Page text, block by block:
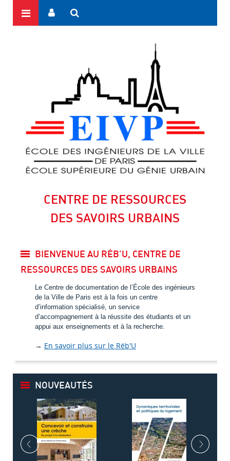
CENTRE DE RESSOURCES
DES SAVOIRS URBAINS
BIENVENUE AU RÉB'U, CENTRE DE
RESSOURCES DES SAVOIRS URBAINS
Le Centre de documentation de l’École des ingénieurs
de la Ville de Paris est à la fois un centre
d’information spécialisé, un service
d’accompagnement à la réussite des étudiants et un
appui aux enseignements et à la recherche.
→ En savoir plus sur le Réb'U
NOUVEAUTÉS